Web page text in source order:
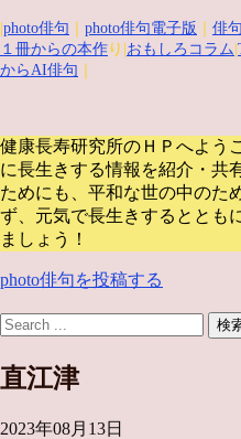
photo俳句 photo俳句電子版 俳
１冊からの本作 り| おもしろコラム
からAI俳句
健康長寿研究所のＨＰへよう
に長生きする情報を紹介・共
ためにも、平和な世の中のた
ず、元気で長生きするととも
ましょう！
photo俳句を投稿する
直江津
2023年08月13日